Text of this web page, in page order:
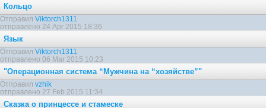
Кольцо
Отправил Viktorch1311
отправлено 24 Apr 2015 18:36
Язык
Отправил Viktorch1311
отправлено 06 Mar 2015 10:23
"Операционная система “Мужчина на “хозяйстве”"
Отправил vzhik
отправлено 27 Feb 2015 11:34
Сказка о принцессе и стамеске